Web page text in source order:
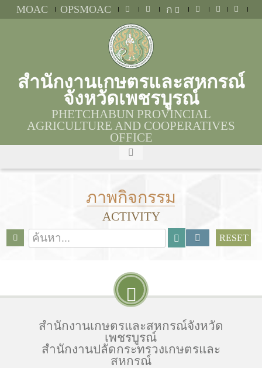
MOAC OPSMOAC ก
สำนักงานเกษตรและสหกรณ์
จังหวัดเพชรบูรณ์
PHETCHABUN PROVINCIAL
AGRICULTURE AND COOPERATIVES
OFFICE
ภาพกิจกรรม
ACTIVITY
RESET
สำนักงานเกษตรและสหกรณ์จังหวัด
เพชรบูรณ์
สำนักงานปลัดกระทรวงเกษตรและ
สหกรณ์